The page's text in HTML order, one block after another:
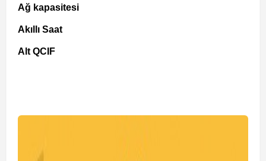
Ağ kapasitesi
Akıllı Saat
Alt QCIF